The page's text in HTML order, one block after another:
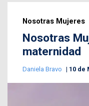
Nosotras Mujeres
Nosotras
maternidad
Daniela Bravo 10 de